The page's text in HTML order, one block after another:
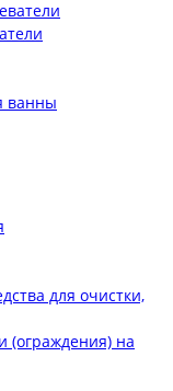
ванны
для очистки,
(ограждения) на